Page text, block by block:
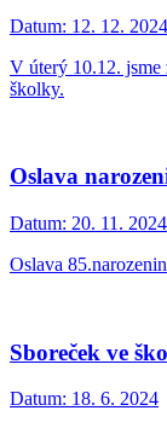
Datum: 12. 12. 2024
V úterý 10.12. jsme
školky.
Oslava
Datum: 20. 11. 2024
Oslava
Sboreček ve
Datum: 18. 6. 2024